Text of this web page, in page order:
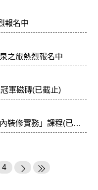
報名中
之旅熱烈報名中
軍磁磚(已截止)
裝修實務」課程(已額
4